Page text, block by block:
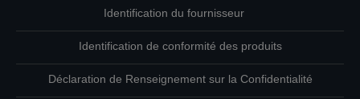
Identification du fournisseur
Identification de conformité des produits
Déclaration de Renseignement sur la Confidentialité